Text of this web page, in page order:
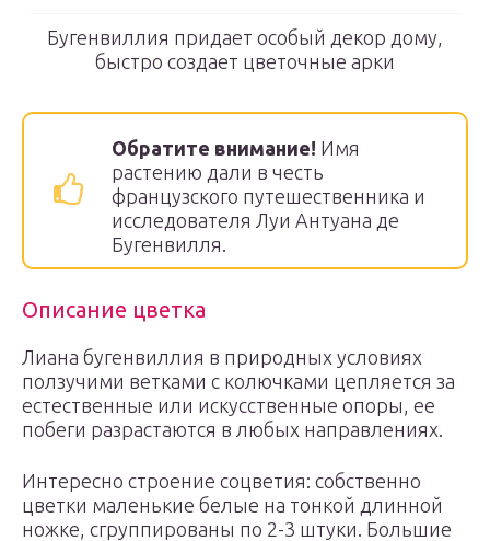
Бугенвиллия придает особый декор дому,
быстро создает цветочные арки
Обратите внимание! Имя
растению дали в честь
французского путешественника и
исследователя Луи Антуана де
Бугенвилля.
Описание цветка
Лиана бугенвиллия в природных условиях
ползучими ветками с колючками цепляется за
естественные или искусственные опоры, ее
побеги разрастаются в любых направлениях.
Интересно строение соцветия: собственно
цветки маленькие белые на тонкой длинной
ножке, сгруппированы по 2-3 штуки. Большие